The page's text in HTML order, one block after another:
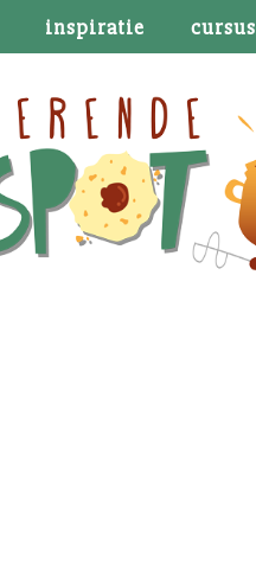
inspiratie cursus